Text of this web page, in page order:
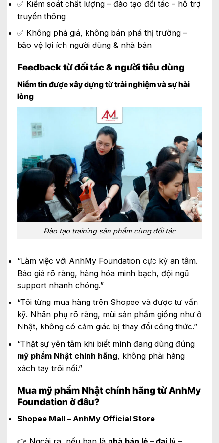
✅ Kiểm soát chất lượng – đào tạo đối tác – hỗ trợ
truyền thông
✅ Không phá giá, không bán phá thị trường –
bảo vệ lợi ích người dùng & nhà bán
Feedback từ đối tác & người tiêu dùng
Niềm tin được xây dựng từ trải nghiệm và sự hài
lòng
Đào tạo training sản phẩm cùng đối tác
“Làm việc với AnhMy Foundation cực kỳ an tâm.
Báo giá rõ ràng, hàng hóa minh bạch, đội ngũ
support nhanh chóng.”
“Tôi từng mua hàng trên Shopee và được tư vấn
kỹ. Nhãn phụ rõ ràng, mùi sản phẩm giống như ở
Nhật, không có cảm giác bị thay đổi công thức.”
“Thật sự yên tâm khi biết mình đang dùng đúng
mỹ phẩm Nhật chính hãng, không phải hàng
xách tay trôi nổi.”
Mua mỹ phẩm Nhật chính hãng từ AnhMy
Foundation ở đâu?
Shopee Mall – AnhMy Official Store
👉 Ngoài ra, nếu bạn là nhà bán lẻ – đại lý –